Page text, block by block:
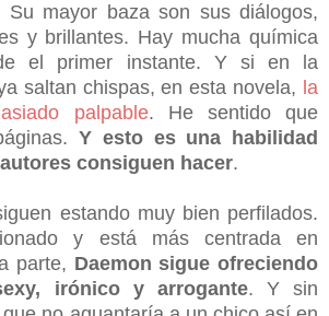
Su mayor baza son sus diálogos,
y brillantes. Hay mucha química
el primer instante. Y si en la
saltan chispas, en esta novela, la
palpable. He sentido que
Y esto es una habilidad
consiguen hacer.
estando muy bien perfilados.
y está más centrada en
parte, Daemon sigue ofreciendo
irónico y arrogante. Y sin